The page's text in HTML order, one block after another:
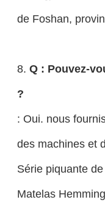
de Foshan,
8. Q : Pouvez-
?
: Oui. nous
des machines et
Série piquante
Matelas